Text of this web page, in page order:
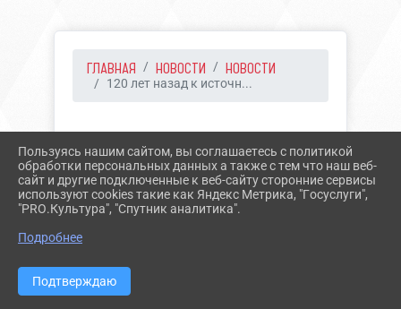
ГЛАВНАЯ НОВОСТИ НОВОСТИ
120 лет назад к источн...
120 ЛЕТ НАЗАД К
ИСТОЧНИКУ №17
ПРИСТРОЕН «ТЕАТР
Пользуясь нашим сайтом, вы соглашаетесь с политикой
обработки персональных данных а также с тем что наш веб-
сайт и другие подключенные к веб-сайту сторонние сервисы
используют cookies такие как Яндекс Метрика, "Госуслуги",
"PRO.Культура", "Спутник аналитика".
Подробнее
Подтверждаю